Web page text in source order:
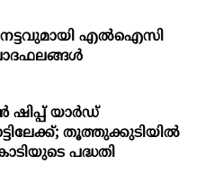
നേട്ടവുമായി എൽഐസി
ഷിപ്പ് യാർഡ്
തൂത്തുക്കുടിയിൽ
പദ്ധതി